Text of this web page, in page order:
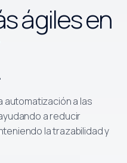
ágiles en
automatización a las
a reducir
la trazabilidad y